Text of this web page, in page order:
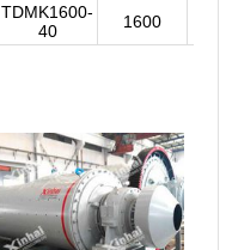
TDMK1600-
40
1600